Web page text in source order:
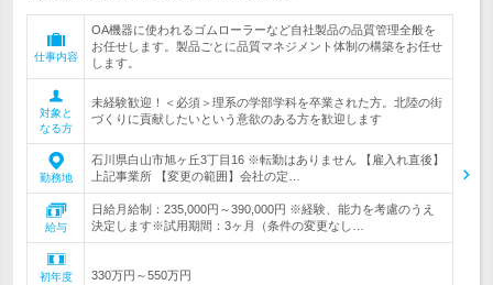
仕事内容
OA機器に使われるゴムローラーなど自社製品の品質管理全般を
お任せします。製品ごとに品質マネジメント体制の構築をお任せ
します。
対象と
なる方
未経験歓迎！＜必須＞理系の学部学科を卒業された方。北陸の街
づくりに貢献したいという意欲のある方を歓迎します
勤務地
石川県白山市旭ヶ丘3丁目16 ※転勤はありません 【雇入れ直後】
上記事業所 【変更の範囲】会社の定…
給与
日給月給制：235,000円～390,000円 ※経験、能力を考慮のうえ
決定します※試用期間：3ヶ月（条件の変更なし…
初年度
330万円～550万円